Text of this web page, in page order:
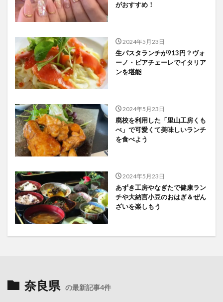
がおすすめ！
2024年5月23日
生パスタランチが913円？ヴォ
ーノ・ピアチェーレでイタリア
ンを堪能
2024年5月23日
廃校を利用した「里山工房くも
べ」で可愛くて美味しいランチ
を食べよう
2024年5月23日
あずき工房やなぎたで健康ラン
チや大納言小豆のおはぎ＆ぜん
ざいを楽しもう
奈良県 の最新記事4件